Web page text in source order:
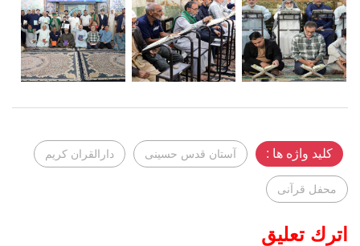
کلید واژه ها : آستان قدس حسینی دارالقران کریم
محفل قرآنی
اترك تعليق